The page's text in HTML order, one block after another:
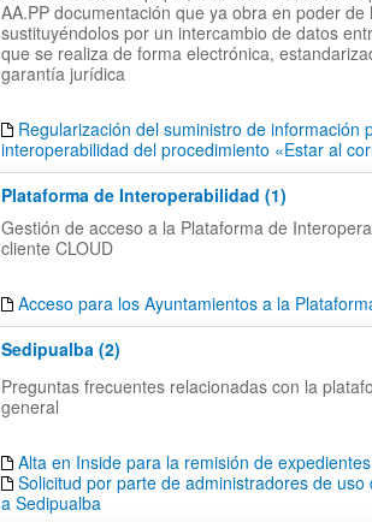
AA.PP documentación que ya obra en poder de
sustituyéndolos por un intercambio de datos
que se realiza de forma electrónica,
garantía jurídica
Regularización del suministro de información
interoperabilidad del procedimiento «Estar al
Plataforma de Interoperabilidad (1)
Gestión de acceso a la Plataforma de
cliente CLOUD
Acceso para los Ayuntamientos a la
Sedipualba (2)
Preguntas frecuentes relacionadas con la
general
Alta en Inside para la remisión de
Solicitud por parte de administradores de
a Sedipualba